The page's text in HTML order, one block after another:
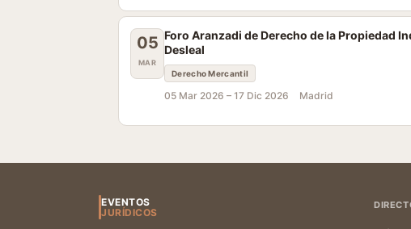
05
MAR
Foro Aranzadi de Derecho de la Propiedad
Desleal
Derecho Mercantil
05 Mar 2026 – 17 Dic 2026 Madrid
EVENTOS
JURÍDICOS